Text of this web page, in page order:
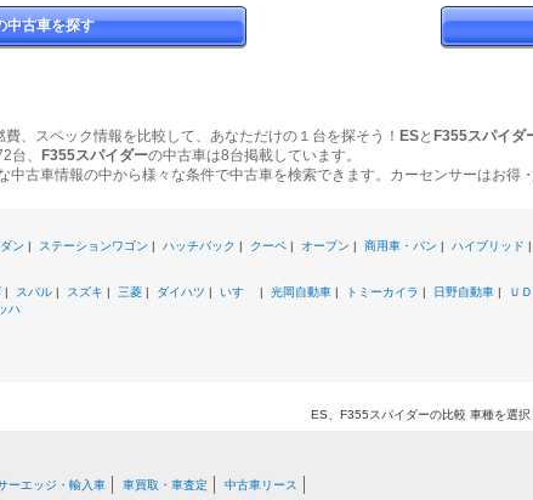
中古車を探す
、スペック情報を比較して、あなただけの１台を探そう！ ESと F355スパイダ
台、 F355スパイダーの中古車は8台掲載しています。
中古車情報の中から様々な条件で中古車を検索できます。カーセンサーはお得
ン | ステーションワゴン | ハッチバック | クーペ | オープン | 商用車・バン | ハイブリッド |
| スバル | スズキ | 三菱 | ダイハツ | いすゞ | 光岡自動車 | トミーカイラ | 日野自動車 | Ｕ
ハ
ES、F355スパイダーの比較 車種を選
ーエッジ・輸入車 車買取・車査定 中古車リース